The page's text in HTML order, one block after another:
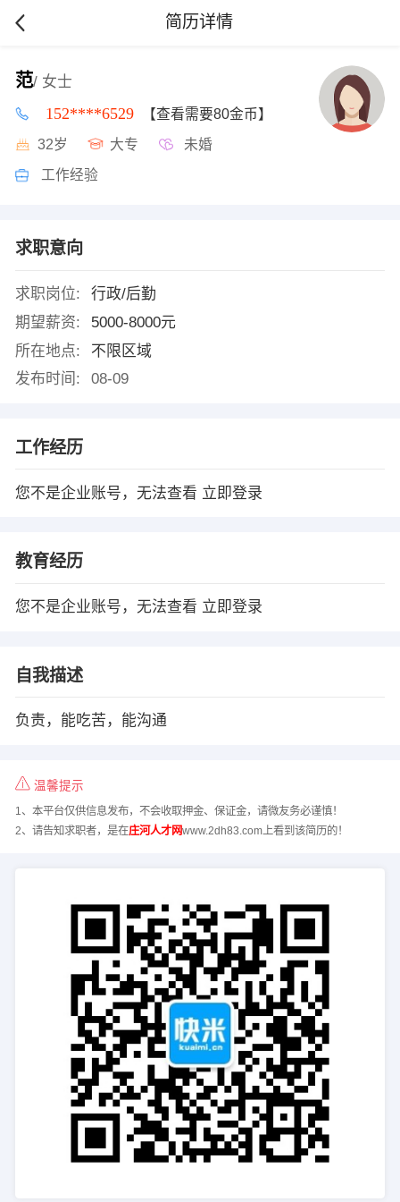
简历详情
范/ 女士
152****6529 【查看需要80金币】
32岁 大专 未婚
工作经验
求职意向
求职岗位:
行政/后勤
期望薪资:
5000-8000元
所在地点:
不限区域
发布时间:
08-09
工作经历
您不是企业账号，无法查看 立即登录
教育经历
您不是企业账号，无法查看 立即登录
自我描述
负责，能吃苦，能沟通
温馨提示
1、本平台仅供信息发布，不会收取押金、保证金，请微友务必谨慎！
2、请告知求职者，是在庄河人才网www.2dh83.com上看到该简历的！